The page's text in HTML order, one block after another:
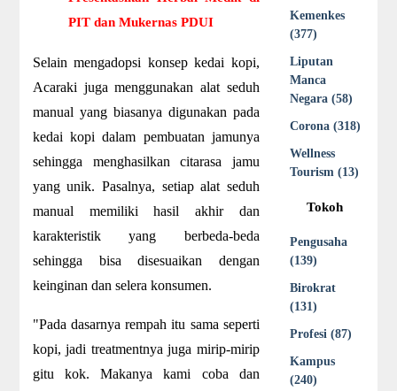
PIT dan Mukernas PDUI
Selain mengadopsi konsep kedai kopi,
Acaraki juga menggunakan alat seduh
manual yang biasanya digunakan pada
kedai kopi dalam pembuatan jamunya
sehingga menghasilkan citarasa jamu
yang unik. Pasalnya, setiap alat seduh
manual memiliki hasil akhir dan
karakteristik yang berbeda-beda
sehingga bisa disesuaikan dengan
keinginan dan selera konsumen.
"Pada dasarnya rempah itu sama seperti
kopi, jadi treatmentnya juga mirip-mirip
gitu kok. Makanya kami coba dan
Kemenkes
(377)
Liputan
Manca
Negara (58)
Corona (318)
Wellness
Tourism (13)
Tokoh
Pengusaha
(139)
Birokrat
(131)
Profesi (87)
Kampus
(240)